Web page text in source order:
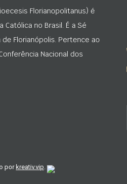
Florianopolitanus) é
no Brasil. É a Sé
Florianópolis. Pertence ao
Nacional dos
porkreativ.vip